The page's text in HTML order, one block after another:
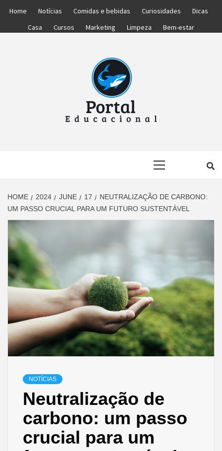
Home Notícias Comidas e bebidas Curiosidades
Dicas
Casa
Cursos Marketing Limpeza Bem-estar
HOME 2024 JUNE 17
NEUTRALIZAÇÃO DE CARBONO:
UM PASSO CRUCIAL PARA UM FUTURO SUSTENTÁVEL
NOTÍCIAS
Neutralização de
carbono: um passo
crucial para um